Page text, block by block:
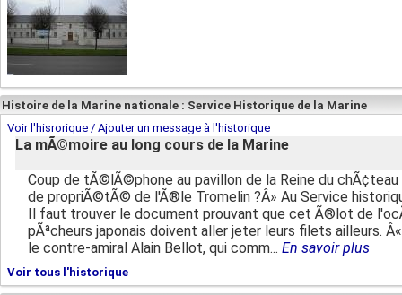
Histoire de la Marine nationale : Service Historique de la Marine
Voir l'hisrorique / Ajouter un message à l'historique
La mÃ©moire au long cours de la Marine
Coup de tÃ©lÃ©phone au pavillon de la Reine du
de propriÃ©tÃ© de l'Ã®le Tromelin ?Â» Au Service
Il faut trouver le document prouvant que cet Ã®lot de
pÃªcheurs japonais doivent aller jeter leurs filets ailleurs.
le contre-amiral Alain Bellot, qui comm... En savoir plus
Voir tous l'historique